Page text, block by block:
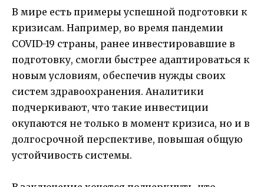
В мире есть примеры успешной подготовки к
кризисам. Например, во время пандемии
COVID-19 страны, ранее инвестировавшие в
подготовку, смогли быстрее адаптироваться к
новым условиям, обеспечив нужды своих
систем здравоохранения. Аналитики
подчеркивают, что такие инвестиции
окупаются не только в момент кризиса, но и в
долгосрочной перспективе, повышая общую
устойчивость системы.